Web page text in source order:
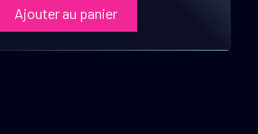
Ajouter au panier